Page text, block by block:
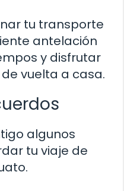
tu transporte
antelación
y disfrutar
vuelta a casa.
algunos
tu viaje de